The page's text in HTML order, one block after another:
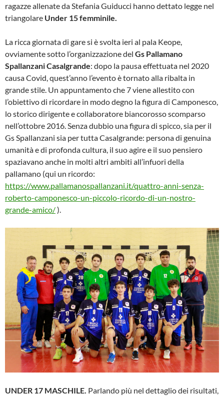
ragazze allenate da Stefania Guiducci hanno dettato legge nel
triangolare Under 15 femminile.
La ricca giornata di gare si è svolta ieri al pala Keope,
ovviamente sotto l’organizzazione del Gs Pallamano
Spallanzani Casalgrande: dopo la pausa effettuata nel 2020
causa Covid, quest’anno l’evento è tornato alla ribalta in
grande stile. Un appuntamento che 7 viene allestito con
l’obiettivo di ricordare in modo degno la figura di Camponesco,
lo storico dirigente e collaboratore biancorosso scomparso
nell’ottobre 2016. Senza dubbio una figura di spicco, sia per il
Gs Spallanzani sia per tutta Casalgrande: persona di genuina
umanità e di profonda cultura, il suo agire e il suo pensiero
spaziavano anche in molti altri ambiti all’infuori della
pallamano (qui un ricordo:
https://www.pallamanospallanzani.it/quattro-anni-senza-
roberto-camponesco-un-piccolo-ricordo-di-un-nostro-
grande-amico/).
UNDER 17 MASCHILE. Parlando più nel dettaglio dei risultati,